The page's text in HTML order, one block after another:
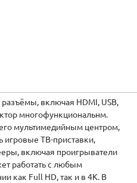
включая HDMI, USB,
многофункциональнм.
мультимедийным центром,
игровые ТВ-приставки,
включая проигрыватели
работать с любым
как Full HD, так и в 4К. В